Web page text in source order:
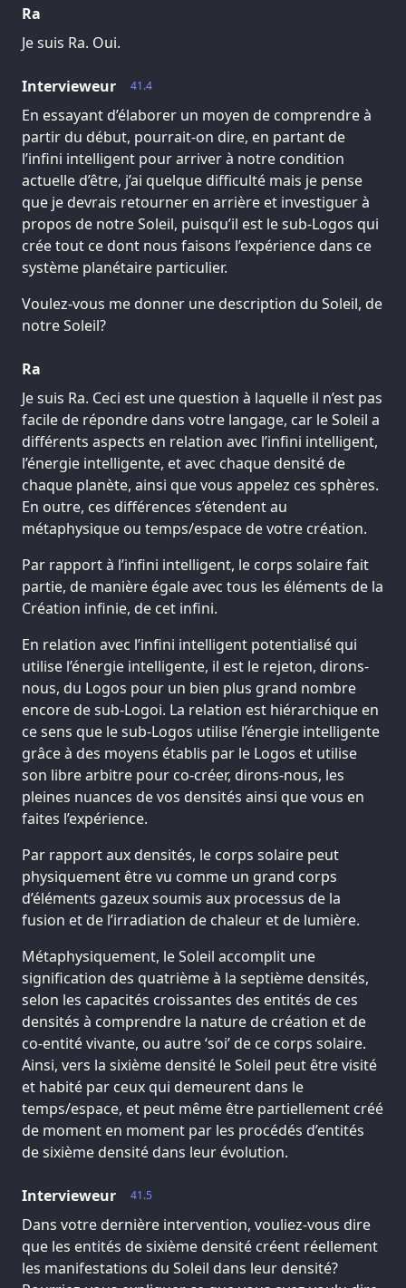
Ra
Je suis Ra. Oui.
41.4
Intervieweur
En essayant d’élaborer un moyen de comprendre à
partir du début, pourrait-on dire, en partant de
l’infini intelligent pour arriver à notre condition
actuelle d’être, j’ai quelque difficulté mais je pense
que je devrais retourner en arrière et investiguer à
propos de notre Soleil, puisqu’il est le sub-Logos qui
crée tout ce dont nous faisons l’expérience dans ce
système planétaire particulier.
Voulez-vous me donner une description du Soleil, de
notre Soleil?
Ra
Je suis Ra. Ceci est une question à laquelle il n’est pas
facile de répondre dans votre langage, car le Soleil a
différents aspects en relation avec l’infini intelligent,
l’énergie intelligente, et avec chaque densité de
chaque planète, ainsi que vous appelez ces sphères.
En outre, ces différences s’étendent au
métaphysique ou temps/espace de votre création.
Par rapport à l’infini intelligent, le corps solaire fait
partie, de manière égale avec tous les éléments de la
Création infinie, de cet infini.
En relation avec l’infini intelligent potentialisé qui
utilise l’énergie intelligente, il est le rejeton, dirons-
nous, du Logos pour un bien plus grand nombre
encore de sub-Logoi. La relation est hiérarchique en
ce sens que le sub-Logos utilise l’énergie intelligente
grâce à des moyens établis par le Logos et utilise
son libre arbitre pour co-créer, dirons-nous, les
pleines nuances de vos densités ainsi que vous en
faites l’expérience.
Par rapport aux densités, le corps solaire peut
physiquement être vu comme un grand corps
d’éléments gazeux soumis aux processus de la
fusion et de l’irradiation de chaleur et de lumière.
Métaphysiquement, le Soleil accomplit une
signification des quatrième à la septième densités,
selon les capacités croissantes des entités de ces
densités à comprendre la nature de création et de
co-entité vivante, ou autre ‘soi’ de ce corps solaire.
Ainsi, vers la sixième densité le Soleil peut être visité
et habité par ceux qui demeurent dans le
temps/espace, et peut même être partiellement créé
de moment en moment par les procédés d’entités
de sixième densité dans leur évolution.
41.5
Intervieweur
Dans votre dernière intervention, vouliez-vous dire
que les entités de sixième densité créent réellement
les manifestations du Soleil dans leur densité?